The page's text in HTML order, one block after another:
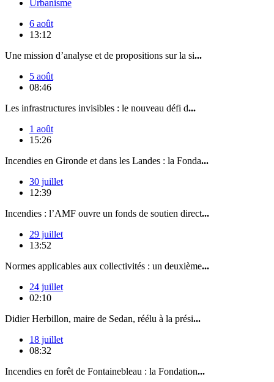
Urbanisme
6 août
13:12
Une mission d’analyse et de propositions sur la si...
5 août
08:46
Les infrastructures invisibles : le nouveau défi d...
1 août
15:26
Incendies en Gironde et dans les Landes : la Fonda...
30 juillet
12:39
Incendies : l’AMF ouvre un fonds de soutien direct...
29 juillet
13:52
Normes applicables aux collectivités : un deuxième...
24 juillet
02:10
Didier Herbillon, maire de Sedan, réélu à la prési...
18 juillet
08:32
Incendies en forêt de Fontainebleau : la Fondation...